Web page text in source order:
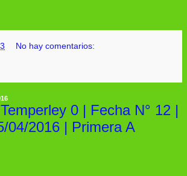
No hay comentarios:
0 | Fecha N° 12 |
04/2016 | Primera A